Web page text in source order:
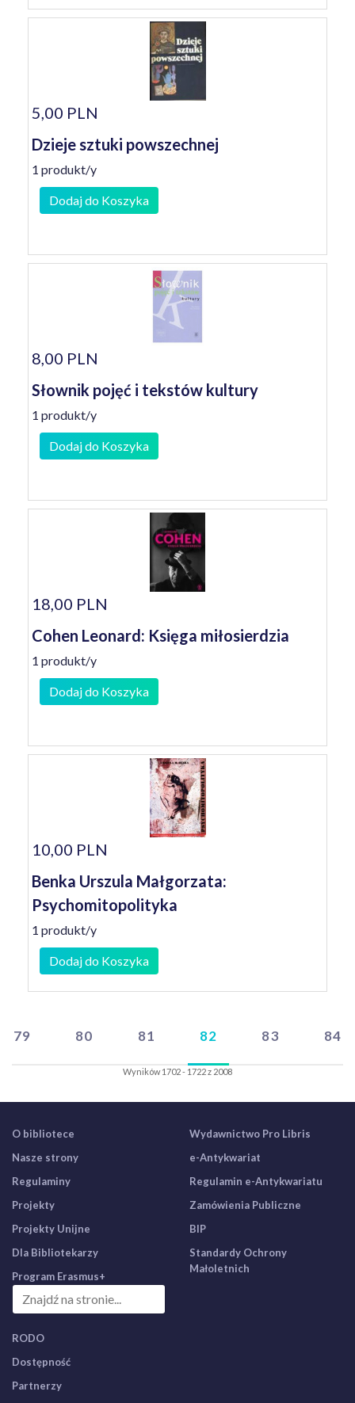
5,00 PLN
Dzieje sztuki powszechnej
1 produkt/y
Dodaj do Koszyka
8,00 PLN
Słownik pojęć i tekstów kultury
1 produkt/y
Dodaj do Koszyka
18,00 PLN
Cohen Leonard: Księga miłosierdzia
1 produkt/y
Dodaj do Koszyka
10,00 PLN
Benka Urszula Małgorzata:
Psychomitopolityka
1 produkt/y
Dodaj do Koszyka
79 80 81 82 83 84
Wyników 1702 - 1722 z 2008
O bibliotece
Nasze strony
Regulaminy
Projekty
Projekty Unijne
Dla Bibliotekarzy
Program Erasmus+
Wydawnictwo Pro Libris
e-Antykwariat
Regulamin e-Antykwariatu
Zamówienia Publiczne
BIP
Standardy Ochrony
Małoletnich
RODO
Dostępność
Partnerzy